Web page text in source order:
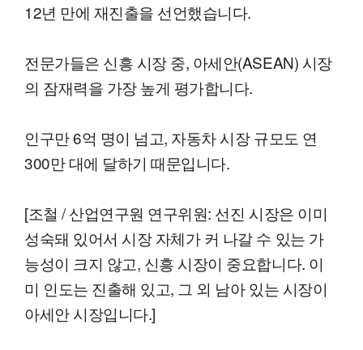
12년 만에 재진출을 선언했습니다.
전문가들은 신흥 시장 중, 아세안(ASEAN) 시장
의 잠재력을 가장 높게 평가합니다.
인구만 6억 명이 넘고, 자동차 시장 규모도 연
300만 대에 달하기 때문입니다.
[조철 / 산업연구원 연구위원: 선진 시장은 이미
성숙돼 있어서 시장 자체가 커 나갈 수 있는 가
능성이 크지 않고, 신흥 시장이 중요합니다. 이
미 인도는 진출해 있고, 그 외 남아 있는 시장이
아세안 시장입니다.]